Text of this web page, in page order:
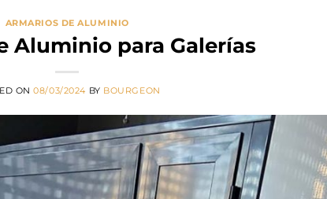
ARMARIOS DE ALUMINIO
Aluminio para Galerías
ON08/03/2024 BY BOURGEON